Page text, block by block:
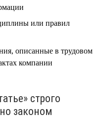
или правил
описанные в трудовом
компании
строго
законом